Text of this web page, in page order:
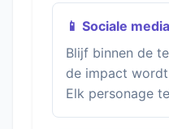
📱 Sociale media
Blijf binnen de
de impact
Elk personage